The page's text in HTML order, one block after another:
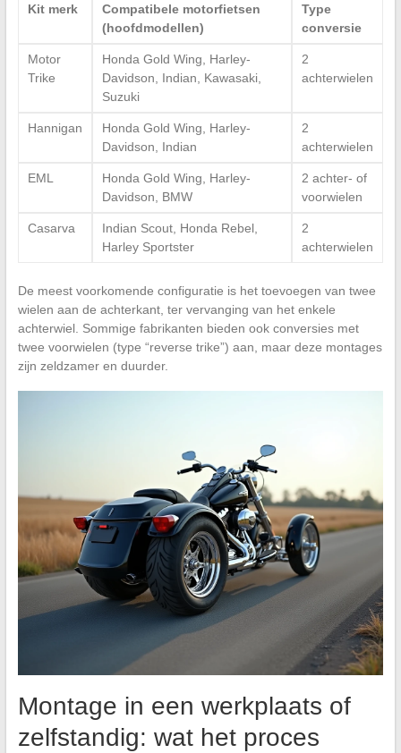
Kit merk
Compatibele motorfietsen
(hoofdmodellen)
Type
conversie
Motor
Trike
Honda Gold Wing, Harley-
Davidson, Indian, Kawasaki,
Suzuki
2
achterwielen
Hannigan
Honda Gold Wing, Harley-
Davidson, Indian
2
achterwielen
EML
Honda Gold Wing, Harley-
Davidson, BMW
2 achter- of
voorwielen
Casarva
Indian Scout, Honda Rebel,
Harley Sportster
2
achterwielen
De meest voorkomende configuratie is het toevoegen van twee
wielen aan de achterkant, ter vervanging van het enkele
achterwiel. Sommige fabrikanten bieden ook conversies met
twee voorwielen (type “reverse trike”) aan, maar deze montages
zijn zeldzamer en duurder.
Montage in een werkplaats of
zelfstandig: wat het proces